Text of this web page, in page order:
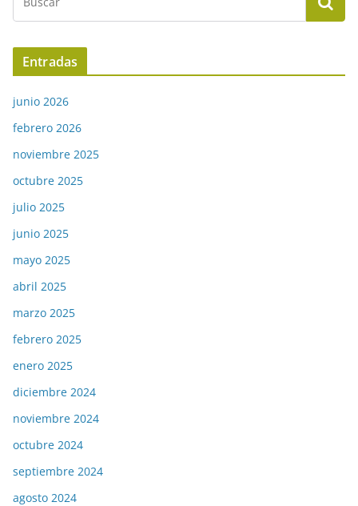
Entradas
junio 2026
febrero 2026
noviembre 2025
octubre 2025
julio 2025
junio 2025
mayo 2025
abril 2025
marzo 2025
febrero 2025
enero 2025
diciembre 2024
noviembre 2024
octubre 2024
septiembre 2024
agosto 2024